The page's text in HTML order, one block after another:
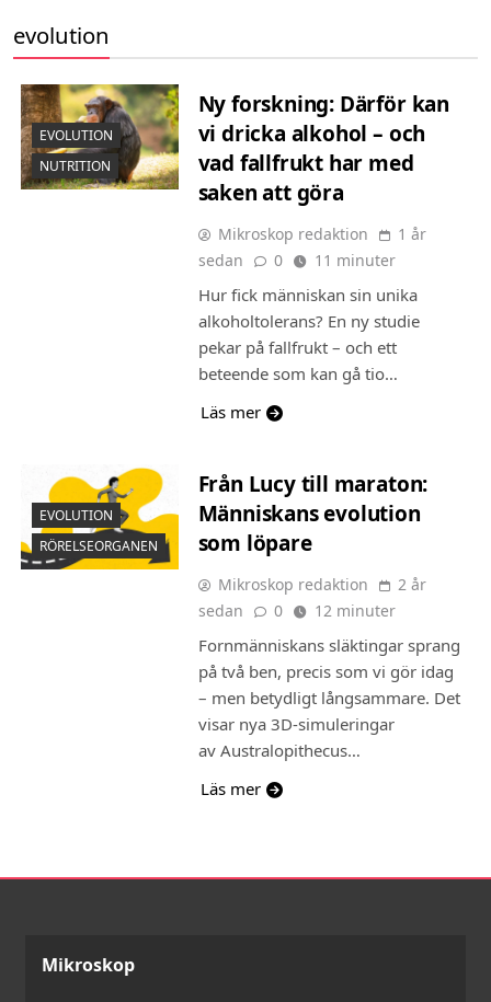
evolution
EVOLUTION
NUTRITION
Ny forskning: Därför kan
vi dricka alkohol – och
vad fallfrukt har med
saken att göra
Mikroskop redaktion
1 år
sedan
0 11 minuter
Hur fick människan sin unika
alkoholtolerans? En ny studie
pekar på fallfrukt – och ett
beteende som kan gå tio…
Läs mer
EVOLUTION
RÖRELSEORGANEN
Från Lucy till maraton:
Människans evolution
som löpare
Mikroskop redaktion
2 år
sedan
0 12 minuter
Fornmänniskans släktingar sprang
på två ben, precis som vi gör idag
– men betydligt långsammare. Det
visar nya 3D-simuleringar
av Australopithecus…
Läs mer
Mikroskop